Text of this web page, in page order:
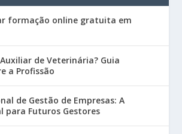
formação online gratuita em
de Veterinária? Guia
a Profissão
de Gestão de Empresas: A
para Futuros Gestores